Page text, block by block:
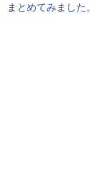
まとめてみました。